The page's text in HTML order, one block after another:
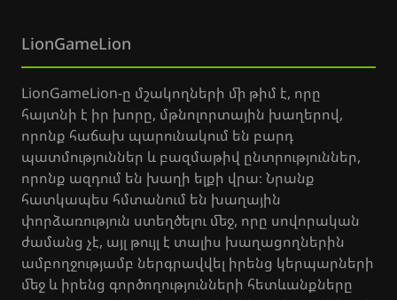
LionGameLion
LionGameLion-ը մշակողների մի թիմ է, որը
հայտնի է իր խորը, մթնոլորտային խաղերով,
որոնք հաճախ պարունակում են բարդ
պատմություններ և բազմաթիվ ընտրություններ,
որոնք ազդում են խաղի ելքի վրա։ Նրանք
հատկապես հմտանում են խաղային
փորձառություն ստեղծելու մեջ, որը սովորական
ժամանց չէ, այլ թույլ է տալիս խաղացողներին
ամբողջությամբ ներգրավվել իրենց կերպարների
մեջ և իրենց գործողությունների հետևանքները